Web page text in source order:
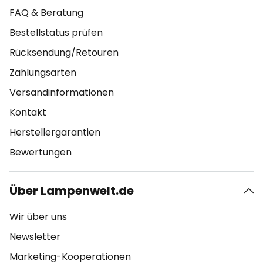
FAQ & Beratung
Bestellstatus prüfen
Rücksendung/Retouren
Zahlungsarten
Versandinformationen
Kontakt
Herstellergarantien
Bewertungen
Über Lampenwelt.de
Wir über uns
Newsletter
Marketing-Kooperationen